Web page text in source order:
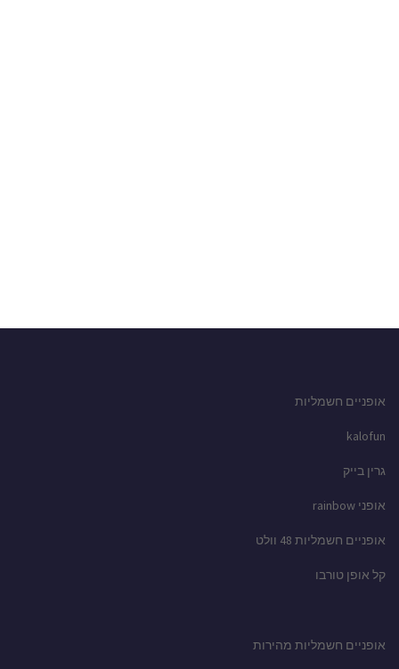
אופניים חשמליות
kalofun
גרין בייק
אופני rainbow
אופניים חשמליות 48 וולט
קל אופן טורבו
אופניים חשמליות מהירות